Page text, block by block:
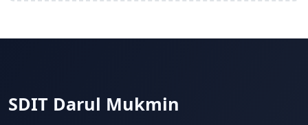
SDIT Darul Mukmin